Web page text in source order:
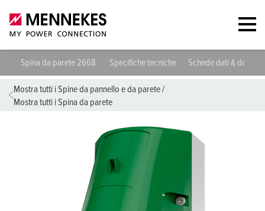
Spina da parete 2668 Specifiche tecniche Schede dati &
Mostra tutti i Spine da pannello e da parete/
Mostra tutti i Spina da parete